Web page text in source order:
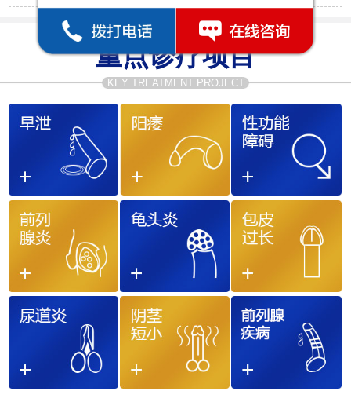
重点诊疗项目
KEY TREATMENT PROJECT